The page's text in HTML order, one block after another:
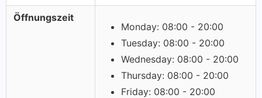
Öffnungszeit
Monday: 08:00 - 20:00
Tuesday: 08:00 - 20:00
Wednesday: 08:00 - 20:00
Thursday: 08:00 - 20:00
Friday: 08:00 - 20:00